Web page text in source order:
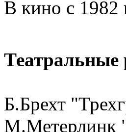
В кино с 1982
Театральные
Б.Брехт
М.Метерлинк